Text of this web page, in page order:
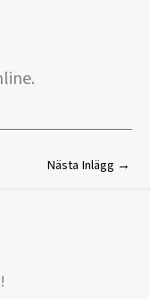
Nästa Inlägg →